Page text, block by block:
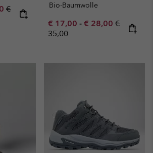
sale price:
Regular price:
€
Bio-Baumwolle
Minimum sale price:
€ 17,00 - Maximum sale
€ 28,00 Regular
€
35,00